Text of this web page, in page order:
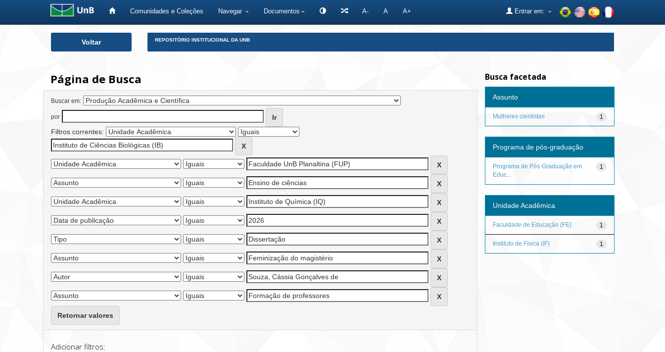
Comunidades e Coleções Navegar Documentos A- A A+ Entrar em:
Voltar REPOSITÓRIO INSTITUCIONAL DA UNB
Página de Busca
Buscar em:
por
Filtros correntes:
Retornar valores
Adicionar filtros:
Busca facetada
Assunto
1
Mulheres cientistas
Programa de pós-graduação
1
Programa de Pós-Graduação em
Educ...
Unidade Acadêmica
1
Faculdade de Educação (FE)
1
Instituto de Física (IF)